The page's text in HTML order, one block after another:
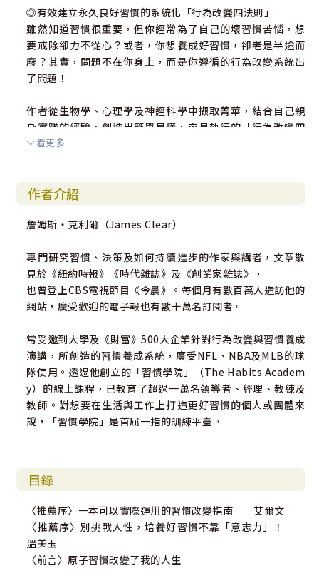
◎有效建立永久良好習慣的系統化「行為改變四法則」
雖然知道習慣很重要，但你經常為了自己的壞習慣苦惱，想
要戒除卻力不從心？或者，你想養成好習慣，卻老是半途而
廢？其實，問題不在你身上，而是你遵循的行為改變系統出
了問題！
作者從生物學、心理學及神經科學中擷取菁華，結合自己親
身實踐的經驗，創造出簡單易懂、容易執行的「行為改變四
法則」。這套法則可運用於學業、工作、家庭、健康、財
◎風行各界的習慣養成指南
本書作者是世界知名的習慣養成專家，經常受邀到各界演
錫、美林證券、奇異公司、本田汽車、思科系統、IKEA等知
名企業。
本書提供的系統性方法不只適用於個人，還能運用在……
‧親子教養：讓孩子養成良好的生活習慣
‧教育：讓學生建立良好的讀書習慣
◎你可以在這本書中學到的10件事：
‧建立一套每天進步1%的系統
‧戒除壞習慣，保持好習慣
‧建立更強大的身分認同與信心
‧騰出時間建立新習慣（即使你忙瘋了）
‧設計讓你更容易成功的環境
‧做出可以造就巨大成果的微小改變
‧在養成好習慣的路上走偏時回到正軌
‧將本書中提到的概念運用在實際生活中
看更多
作者介紹
詹姆斯‧克利爾（James Clear）
專門研究習慣、決策及如何持續進步的作家與講者，文章散
見於《紐約時報》《時代雜誌》及《創業家雜誌》，
也曾登上CBS電視節目《今晨》。每個月有數百萬人造訪他的
網站，廣受歡迎的電子報也有數十萬名訂閱者。
常受邀到大學及《財富》500大企業針對行為改變與習慣養成
演講，所創造的習慣養成系統，廣受NFL、NBA及MLB的球
隊使用。透過他創立的「習慣學院」（The Habits Academ
y）的線上課程，已教育了超過一萬名領導者、經理、教練及
教師。對想要在生活與工作上打造更好習慣的個人或團體來
說，「習慣學院」是首屈一指的訓練平臺。
目錄
〈推薦序〉一本可以實際運用的習慣改變指南 艾爾文
〈推薦序〉別挑戰人性，培養好習慣不靠「意志力」！
溫美玉
〈前言〉原子習慣改變了我的人生